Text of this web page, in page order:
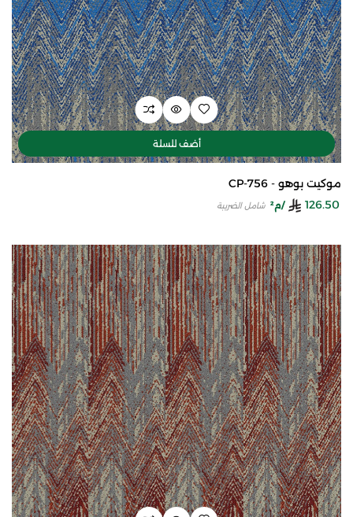
أضف للسلة
موكيت بوهو - CP-756
126.50
/م² شامل الضريبة